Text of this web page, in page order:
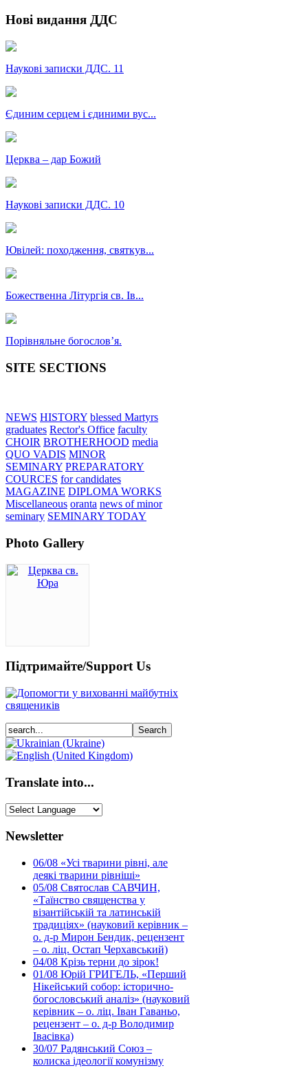
Нові видання ДДС
Наукові записки ДДС. 11
Єдиним серцем і єдиними вус...
Церква – дар Божий
Наукові записки ДДС. 10
Ювілей: походження, святкув...
Божественна Літургія св. Ів...
Порівняльне богословʼя.
SITE SECTIONS
NEWS HISTORY blessed Martyrs
graduates Rector's Office faculty
CHOIR BROTHERHOOD media
QUO VADIS MINOR
SEMINARY PREPARATORY
COURCES for candidates
MAGAZINE DIPLOMA WORKS
Miscellaneous oranta news of minor
seminary SEMINARY TODAY
Photo Gallery
Підтримайте/Support Us
Translate into...
Newsletter
06/08 «Усі тварини рівні, але
деякі тварини рівніші»
05/08 Святослав САВЧИН,
«Таїнство священства у
візантійській та латинській
традиціях» (науковий керівник –
о. д-р Мирон Бендик, рецензент
– о. ліц. Остап Черхавський)
04/08 Крізь терни до зірок!
01/08 Юрій ГРИГЕЛЬ, «Перший
Нікейський собор: історично-
богословський аналіз» (науковий
керівник – о. ліц. Іван Гаваньо,
рецензент – о. д-р Володимир
Івасівка)
30/07 Радянський Союз –
колиска ідеології комунізму